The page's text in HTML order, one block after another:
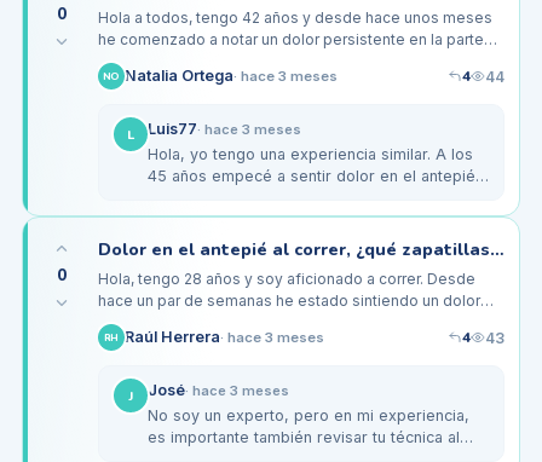
0
Hola a todos, tengo 42 años y desde hace unos meses
he comenzado a notar un dolor persistente en la parte
del antepié, especialmente después de mis carreras.
Suelo correr unos 15…
NO Natalia Ortega· hace 3 meses 4 44
L Luis77· hace 3 meses
Hola, yo tengo una experiencia similar. A los
45 años empecé a sentir dolor en el antepié
cambiar a unas zapatillas con…
0
Dolor en el antepié al correr, ¿qué zapatillas me recomiendan?
Hola, tengo 28 años y soy aficionado a correr. Desde
hace un par de semanas he estado sintiendo un dolor
bastante incómodo en la parte del antepié,
especialmente en la zona de los…
RH Raúl Herrera· hace 3 meses 4 43
J José· hace 3 meses
No soy un experto, pero en mi experiencia,
es importante también revisar tu técnica al